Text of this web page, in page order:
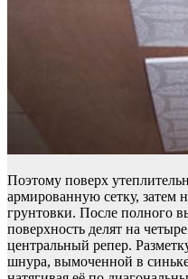
Поэтому поверх
армированную сетку, затем
грунтовки. После полного
поверхность делят на
центральный репер.
шнура, вымоченной в